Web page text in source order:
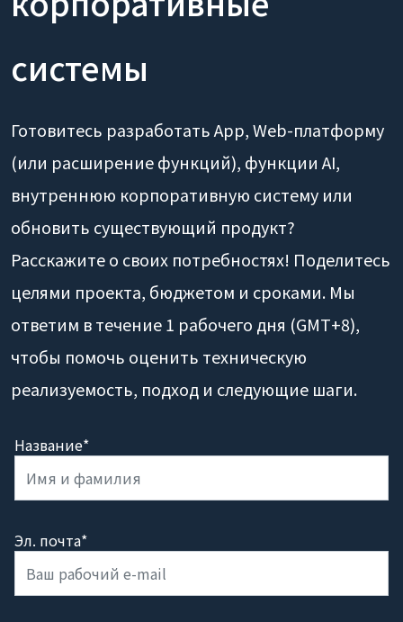
системы
Готовитесь разработать App, Web-платформу
(или расширение функций), функции AI,
внутреннюю корпоративную систему или
обновить существующий продукт?
Расскажите о своих потребностях! Поделитесь
целями проекта, бюджетом и сроками. Мы
ответим в течение 1 рабочего дня (GMT+8),
чтобы помочь оценить техническую
реализуемость, подход и следующие шаги.
Название*
Эл. почта*